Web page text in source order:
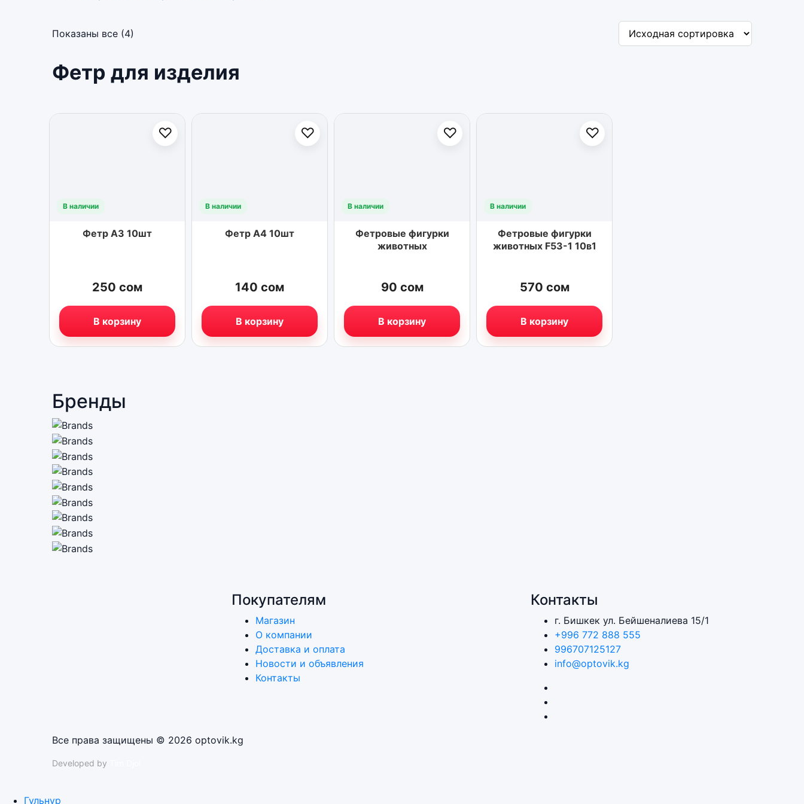
Показаны все (4)
Фетр для изделия
В наличии
♡
Фетр А3 10шт
250 сом
В корзину
В наличии
♡
Фетр А4 10шт
140 сом
В корзину
В наличии
♡
Фетровые фигурки
животных
90 сом
В корзину
В наличии
♡
Фетровые фигурки
животных F53-1 10в1
570 сом
В корзину
Бренды
Покупателям
Магазин
О компании
Доставка и оплата
Новости и объявления
Контакты
Контакты
г. Бишкек ул. Бейшеналиева 15/1
+996 772 888 555
996707125127
info@optovik.kg
Все права защищены © 2026 optovik.kg
Developed by
Гульнур